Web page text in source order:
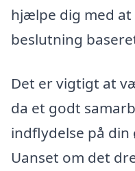
hjælpe dig med
beslutning
Det er vigtigt at
da et godt
indflydelse på
Uanset om det